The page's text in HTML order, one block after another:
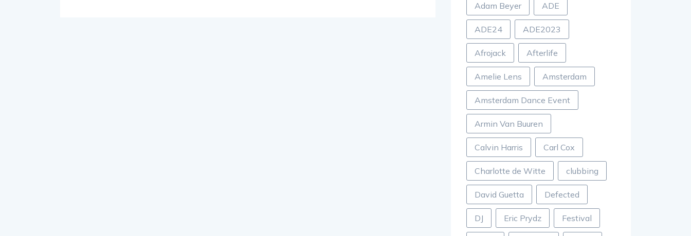
Adam Beyer ADE
ADE24 ADE2023
Afrojack Afterlife
Amelie Lens Amsterdam
Amsterdam Dance Event
Armin Van Buuren
Calvin Harris Carl Cox
Charlotte de Witte clubbing
David Guetta Defected
DJ Eric Prydz Festival